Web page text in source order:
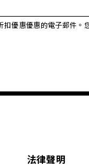
扣優惠優惠的電子郵件。
法律聲明